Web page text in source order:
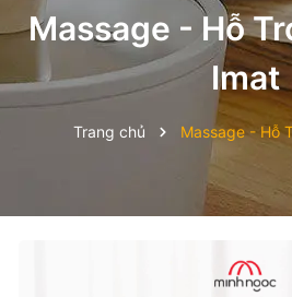
Massage - Hỗ
Imat
Trang chủ Massage - Hỗ